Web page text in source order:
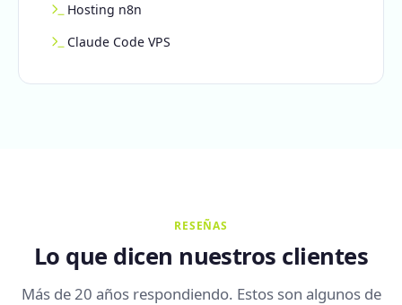
Hosting n8n
Claude Code VPS
RESEÑAS
Lo que dicen nuestros clientes
Más de 20 años respondiendo. Estos son algunos de